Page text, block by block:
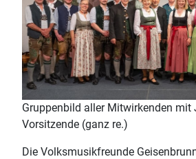
Gruppenbild aller Mitwirkenden mit
Vorsitzende (ganz re.)
Die Volksmusikfreunde